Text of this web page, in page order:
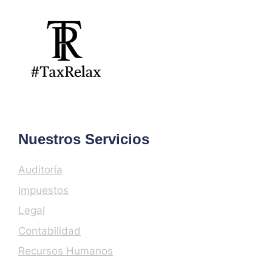
Nuestros Servicios
Auditoría
Impuestos
Legal
Contabilidad
Recursos Humanos